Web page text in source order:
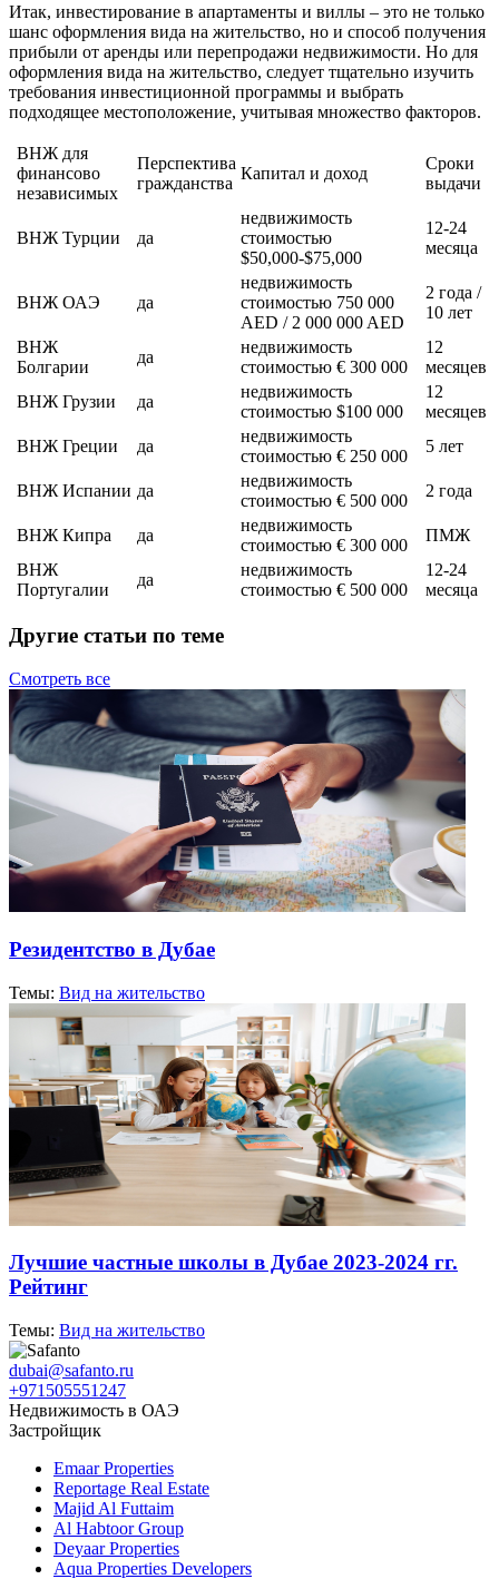
Итак, инвестирование в апартаменты и виллы – это не только
шанс оформления вида на жительство, но и способ получения
прибыли от аренды или перепродажи недвижимости. Но для
оформления вида на жительство, следует тщательно изучить
требования инвестиционной программы и выбрать
подходящее местоположение, учитывая множество факторов.
ВНЖ для
финансово
независимых
Перспектива
гражданства
Капитал и доход
Сроки
выдачи
ВНЖ Турции да
недвижимость
стоимостью
$50,000-$75,000
12-24
месяца
ВНЖ ОАЭ да
недвижимость
стоимостью 750 000
AED / 2 000 000 AED
2 года /
10 лет
ВНЖ
Болгарии
да
недвижимость
стоимостью € 300 000
12
месяцев
ВНЖ Грузии
да
недвижимость
стоимостью $100 000
12
месяцев
ВНЖ Греции
да
недвижимость
стоимостью € 250 000
5 лет
ВНЖ Испании да
недвижимость
стоимостью € 500 000
2 года
ВНЖ Кипра да
недвижимость
стоимостью € 300 000
ПМЖ
ВНЖ
Португалии
да
недвижимость
стоимостью € 500 000
12-24
месяца
Другие статьи по теме
Смотреть все
Резидентство в Дубае
Темы: Вид на жительство
Лучшие частные школы в Дубае 2023-2024 гг.
Рейтинг
Темы: Вид на жительство
dubai@safanto.ru
+971505551247
Недвижимость в ОАЭ
Застройщик
Emaar Properties
Reportage Real Estate
Majid Al Futtaim
Al Habtoor Group
Deyaar Properties
Aqua Properties Developers